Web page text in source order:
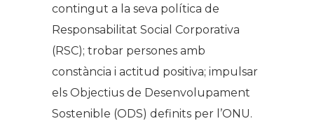
contingut a la seva política de
Responsabilitat Social Corporativa
(RSC); trobar persones amb
constància i actitud positiva; impulsar
els Objectius de Desenvolupament
Sostenible (ODS) definits per l’ONU.